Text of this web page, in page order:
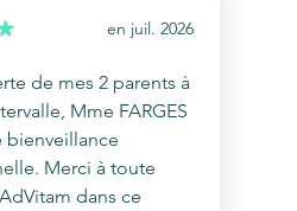
en juil. 2026
de mes 2 parents à
Mme FARGES
bienveillance
Merci à toute
dans ce